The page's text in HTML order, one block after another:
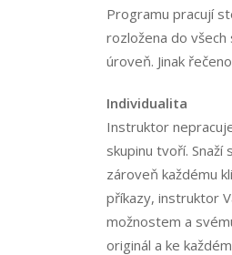
Programu pracují
rozložena do
úroveň. Jinak
Individualita
Instruktor
skupinu tvoří.
zároveň každému
příkazy, instruktor
možnostem a
originál a ke